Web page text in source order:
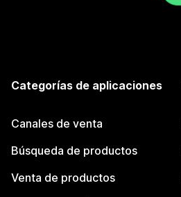
Categorías de aplicaciones
Canales de venta
Búsqueda de productos
Venta de productos